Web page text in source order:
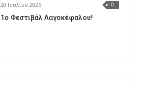
20 Ιουλίου 2026 0
1o Φεστιβάλ Λαγοκέφαλου!